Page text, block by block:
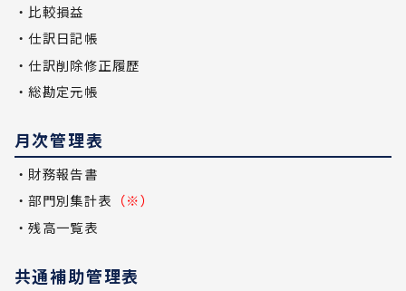
・比較損益
・仕訳日記帳
・仕訳削除修正履歴
・総勘定元帳
月次管理表
・財務報告書
・部門別集計表 （※）
・残高一覧表
共通補助管理表